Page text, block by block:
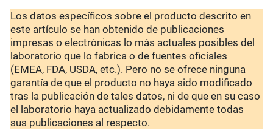
Los datos específicos sobre el producto descrito en
este artículo se han obtenido de publicaciones
impresas o electrónicas lo más actuales posibles del
laboratorio que lo fabrica o de fuentes oficiales
(EMEA, FDA, USDA, etc.). Pero no se ofrece ninguna
garantía de que el producto no haya sido modificado
tras la publicación de tales datos, ni de que en su caso
el laboratorio haya actualizado debidamente todas
sus publicaciones al respecto.